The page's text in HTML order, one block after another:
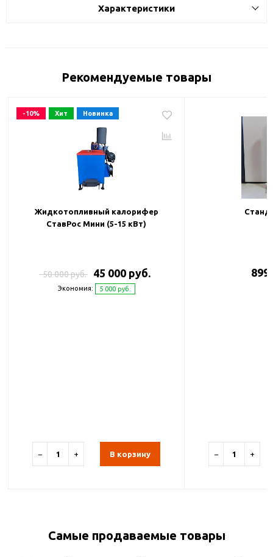
Характеристики
Рекомендуемые товары
-10% Хит Новинка
Жидкотопливный калорифер
СтавРос Мини (5-15 кВт)
50 000 руб. 45 000 руб.
Экономия: 5 000 руб.
− + В корзину
899
− +
Самые продаваемые товары